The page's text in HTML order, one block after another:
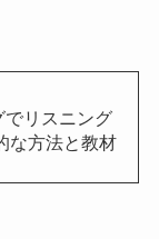
でリスニング
な方法と教材